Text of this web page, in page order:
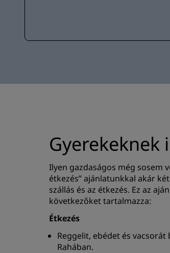
Gyerekeknek
Ilyen gazdaságos még sosem
étkezés” ajánlatunkkal akár
szállás és az étkezés. Ez az
következőket tartalmazza:
Étkezés
Reggelit, ebédet és
Rahában.